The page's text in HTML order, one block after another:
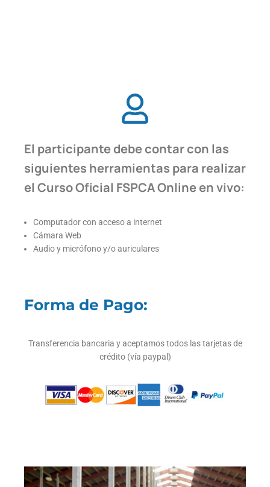
El participante debe contar con las
siguientes herramientas para realizar
el Curso Oficial FSPCA Online en vivo:
Computador con acceso a internet
Cámara Web
Audio y micrófono y/o auriculares
Forma de Pago:
Transferencia bancaria y aceptamos todos las tarjetas de
crédito (vía paypal)